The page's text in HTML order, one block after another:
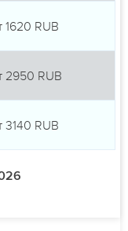
1620 RUB
2950 RUB
3140 RUB